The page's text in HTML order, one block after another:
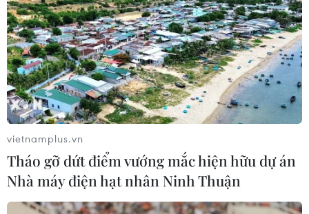
TIN CÙNG CHUYÊN MỤC
Naver và NVIDIA tăng tốc xây dựng
“Nhà máy AI,” hướng tới doanh thu
từ năm 2027
APIE Camp 2026: Kết nối sinh viên
Việt Nam với cộng đồng Internet
vietnamplus.vn
Tháo gỡ dứt điểm vướng mắc hiện hữu dự án
Nhà máy điện hạt nhân Ninh Thuận